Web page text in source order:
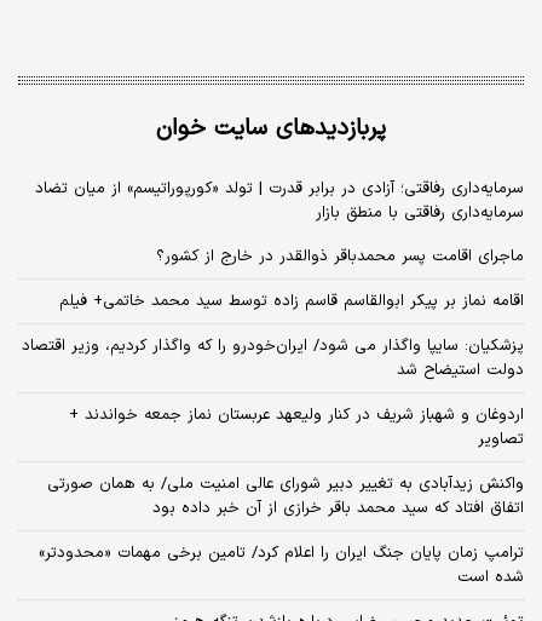
پربازدیدهای سایت خوان
سرمایه‌داری رفاقتی؛ آزادی در برابر قدرت | تولد «کورپوراتیسم» از میان تضاد
سرمایه‌داری رفاقتی با منطق بازار
ماجرای اقامت پسر محمدباقر ذوالقدر در خارج از کشور؟
اقامه نماز بر پیکر ابوالقاسم قاسم زاده توسط سید محمد خاتمی+ فیلم
پزشکیان: سایپا واگذار می شود/ ایران‌خودرو را که واگذار کردیم، وزیر اقتصاد
دولت استیضاح شد
اردوغان و شهباز شریف در کنار ولیعهد عربستان نماز جمعه خواندند +
تصاویر
واکنش زیدآبادی به تغییر دبیر شورای عالی امنیت ملی/ به همان صورتی
اتفاق افتاد که سید محمد باقر خرازی از آن خبر داده بود
ترامپ زمان پایان جنگ ایران را اعلام کرد/ تامین برخی مهمات «محدودتر»
شده است